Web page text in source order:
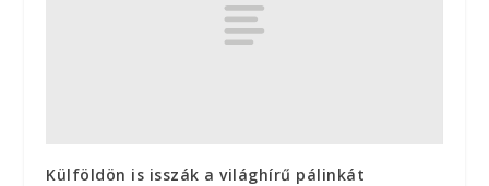
Külföldön is isszák a világhírű pálinkát